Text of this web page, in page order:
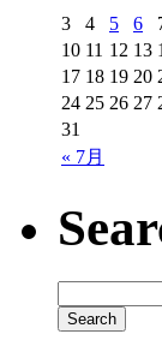
« 7月
3
4 5 6
10 11 12 13
17 18 19 20
24 25 26 27
31